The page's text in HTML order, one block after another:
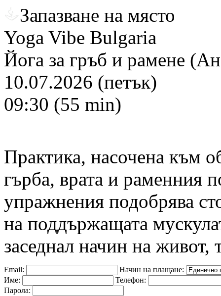
Запазване на място
Yoga Vibe Bulgaria
Йога за гръб и рамене
10.07.2026 (петък)
09:30 (55 min)
Практика, насочена към
гърба, врата и раменния
упражнения подобрява
на поддържащата
заседнал начин на живот,
Email:
Начин на плащане:
Име:
Телефон:
Парола: